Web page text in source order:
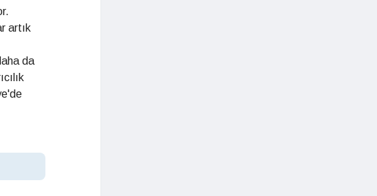
artık
da